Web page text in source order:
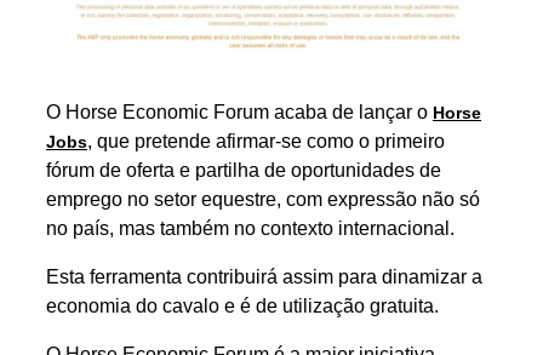
O Horse Economic Forum acaba de lançar o Horse
Jobs, que pretende afirmar-se como o primeiro
fórum de oferta e partilha de oportunidades de
emprego no setor equestre, com expressão não só
no país, mas também no contexto internacional.
Esta ferramenta contribuirá assim para dinamizar a
economia do cavalo e é de utilização gratuita.